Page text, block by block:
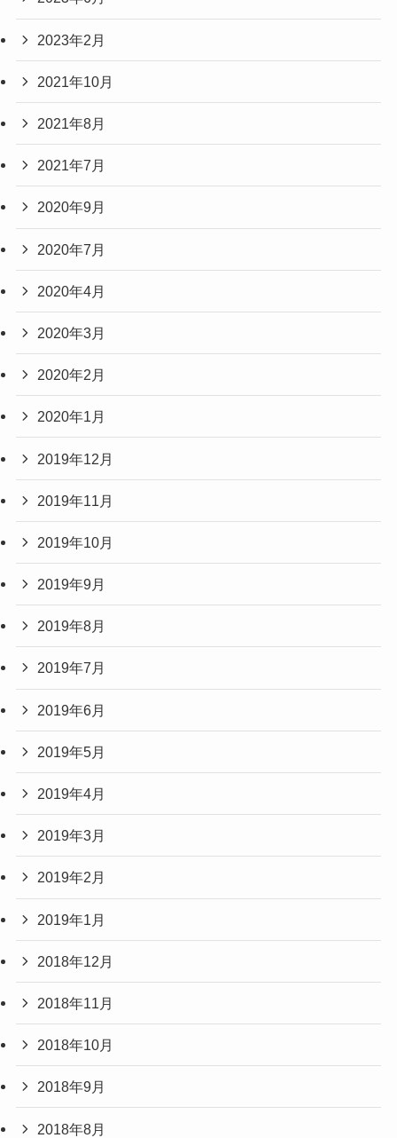
2023年2月
2021年10月
2021年8月
2021年7月
2020年9月
2020年7月
2020年4月
2020年3月
2020年2月
2020年1月
2019年12月
2019年11月
2019年10月
2019年9月
2019年8月
2019年7月
2019年6月
2019年5月
2019年4月
2019年3月
2019年2月
2019年1月
2018年12月
2018年11月
2018年10月
2018年9月
2018年8月